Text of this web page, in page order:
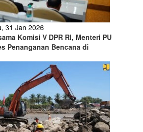
31 Jan 2026
Komisi V DPR RI, Menteri PU
Penanganan Bencana di